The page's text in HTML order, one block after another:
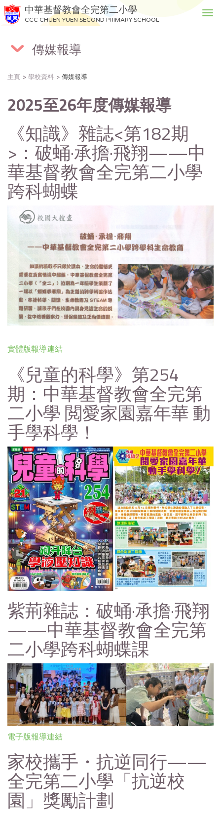
中華基督教會全完第二小學
CCC CHUEN YUEN SECOND PRIMARY SCHOOL
T
傳媒報導
主頁 學校資料 傳媒報導
2025至26年度傳媒報導
《知識》雜誌<第182期
>：破蛹·承擔·飛翔——中
華基督教會全完第二小學
跨科蝴蝶
實體版報導連結
《兒童的科學》第254
期：中華基督教會全完第
二小學 閲愛家園嘉年華 動
手學科學！
紫荊雜誌：破蛹·承擔·飛翔
——中華基督教會全完第
二小學跨科蝴蝶課
電子版報導連結
家校攜手・抗逆同行——
全完第二小學「抗逆校
園」獎勵計劃